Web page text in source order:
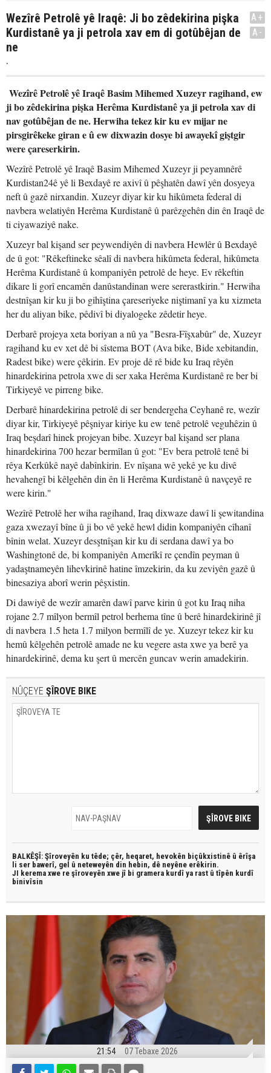
Wezîrê Petrolê yê Iraqê: Ji bo zêdekirina pişka
Kurdistanê ya ji petrola xav em di gotûbêjan de
ne
.
A+
A-
Wezîrê Petrolê yê Iraqê Basim Mihemed Xuzeyr ragihand, ew
ji bo zêdekirina pişka Herêma Kurdistanê ya ji petrola xav di
nav gotûbêjan de ne. Herwiha tekez kir ku ev mijar ne
pirsgirêkeke giran e û ew dixwazin dosye bi awayekî giştgir
were çareserkirin.
Wezîrê Petrolê yê Iraqê Basim Mihemed Xuzeyr ji peyamnêrê
Kurdistan24ê yê li Bexdayê re axivî û pêşhatên dawî yên dosyeya
neft û gazê nirxandin. Xuzeyr diyar kir ku hikûmeta federal di
navbera welatiyên Herêma Kurdistanê û parêzgehên din ên Iraqê de
ti ciyawaziyê nake.
Xuzeyr bal kişand ser peywendiyên di navbera Hewlêr û Bexdayê
de û got: "Rêkeftineke sêalî di navbera hikûmeta federal, hikûmeta
Herêma Kurdistanê û kompaniyên petrolê de heye. Ev rêkeftin
dikare li gorî encamên danûstandinan were sererastkirin." Herwiha
destnîşan kir ku ji bo gihîştina çareseriyeke niştimanî ya ku xizmeta
her du aliyan bike, pêdivî bi diyalogeke zêdetir heye.
Derbarê projeya xeta boriyan a nû ya "Besra-Fîşxabûr" de, Xuzeyr
ragihand ku ev xet dê bi sîstema BOT (Ava bike, Bide xebitandin,
Radest bike) were çêkirin. Ev proje dê rê bide ku Iraq rêyên
hinardekirina petrola xwe di ser xaka Herêma Kurdistanê re ber bi
Tirkiyeyê ve pirreng bike.
Derbarê hinardekirina petrolê di ser bendergeha Ceyhanê re, wezîr
diyar kir, Tirkiyeyê pêşniyar kiriye ku ew tenê petrolê veguhêzin û
Iraq beşdarî hinek projeyan bibe. Xuzeyr bal kişand ser plana
hinardekirina 700 hezar bermîlan û got: "Ev bera petrolê tenê bi
rêya Kerkûkê nayê dabînkirin. Ev nîşana wê yekê ye ku divê
hevahengî bi kêlgehên din ên li Herêma Kurdistanê û navçeyê re
were kirin."
Wezîrê Petrolê her wiha ragihand, Iraq dixwaze dawî li şewitandina
gaza xwezayî bîne û ji bo vê yekê hewl didin kompaniyên cîhanî
bînin welat. Xuzeyr desştnîşan kir ku di serdana dawî ya bo
Washingtonê de, bi kompaniyên Amerîkî re çendîn peyman û
yadaştnameyên lihevkirinê hatine îmzekirin, da ku zeviyên gazê û
binesaziya aborî werin pêşxistin.
Di dawiyê de wezîr amarên dawî parve kirin û got ku Iraq niha
rojane 2.7 mîlyon bermîl petrol berhema tîne û berê hinardekirinê jî
di navbera 1.5 heta 1.7 milyon bermîlî de ye. Xuzeyr tekez kir ku
hemû kêlgehên petrolê amade ne ku vegere asta xwe ya berê ya
hinardekirinê, dema ku şert û mercên guncav werin amadekirin.
NÛÇEYE ŞÎROVE BIKE
BALKÊŞÎ: Şîroveyên ku têde; çêr, heqaret, hevokên biçûkxistinê û êrîşa
li ser bawerî, gel û neteweyên din hebin, dê neyêne erêkirin.
JI kerema xwe re şîroveyên xwe jî bi gramera kurdî ya rast û tîpên kurdî
binivîsin
21:54 07 Tebaxe 2026